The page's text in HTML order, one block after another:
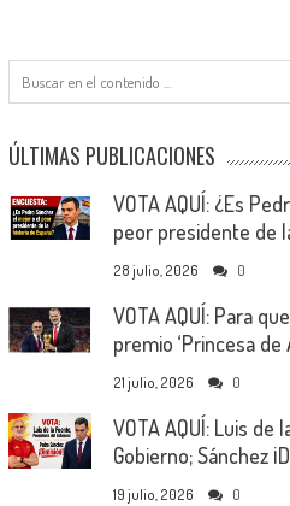
ÚLTIMAS PUBLICACIONES
VOTA AQUÍ: ¿Es
peor presidente de
28 julio, 2026 0
VOTA AQUÍ: Para
premio ‘Princesa de
21 julio, 2026 0
VOTA AQUÍ: Luis de
Gobierno; Sánchez
19 julio, 2026 0